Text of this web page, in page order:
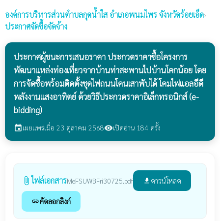
องค์การบริหารส่วนตำบลกุดน้ำใส อำเภอพนมไพร จังหวัดร้อยเอ็ด›
ประกาศจัดซื้อจัดจ้าง
ประกาศผู้ชนะการเสนอราคา ประกวดราคาซื้อโครงการ
พัฒนาแหล่งท่องเที่ยวจากบ้านท่าสะพานไปบ้านโคกน้อย โดย
การจัดซื้อพร้อมติดตั้งชุดไฟถนนโคนเสาพับได้ โคมไฟแอลอีดี
พลังงานแสงอาทิตย์ ด้วยวิธีประกวดราคาอิเล็กทรอนิกส์ (e-
bidding)
eventเผยแพร่เมื่อ 23 ตุลาคม 2568visibilityเปิดอ่าน 184 ครั้ง
attach_file ไฟล์เอกสารMeFSUWBFri30725.pdf file_download ดาวน์โหลด
linkคัดลอกลิงก์